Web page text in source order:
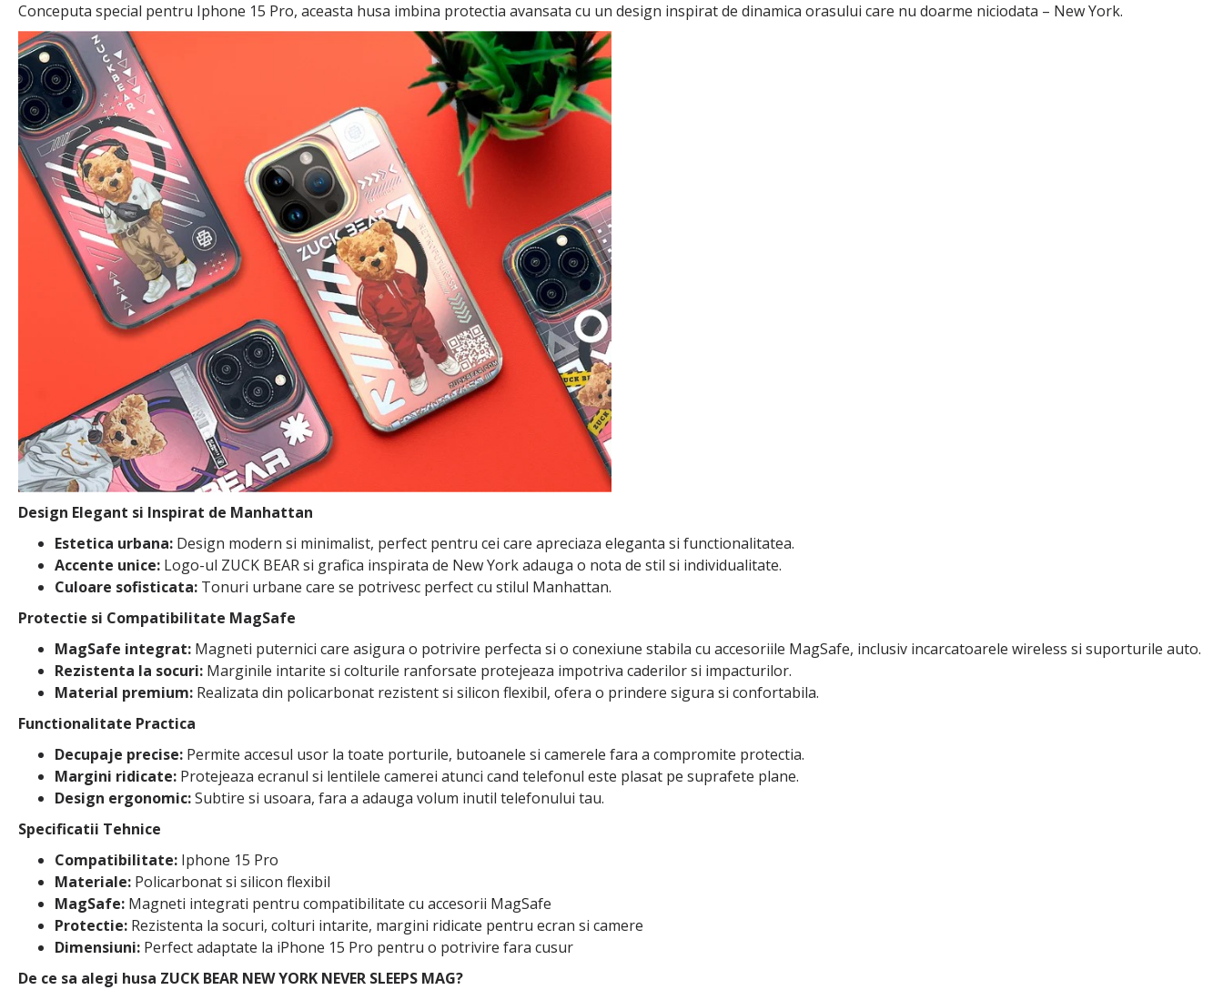
Conceputa special pentru Iphone 15 Pro, aceasta husa imbina protectia avansata cu un design inspirat de dinamica orasului care nu doarme niciodata – New York.
Design Elegant si Inspirat de Manhattan
Estetica urbana: Design modern si minimalist, perfect pentru cei care apreciaza eleganta si functionalitatea.
Accente unice: Logo-ul ZUCK BEAR si grafica inspirata de New York adauga o nota de stil si individualitate.
Culoare sofisticata: Tonuri urbane care se potrivesc perfect cu stilul Manhattan.
Protectie si Compatibilitate MagSafe
MagSafe integrat: Magneti puternici care asigura o potrivire perfecta si o conexiune stabila cu accesoriile MagSafe, inclusiv incarcatoarele wireless si suporturile auto.
Rezistenta la socuri: Marginile intarite si colturile ranforsate protejeaza impotriva caderilor si impacturilor.
Material premium: Realizata din policarbonat rezistent si silicon flexibil, ofera o prindere sigura si confortabila.
Functionalitate Practica
Decupaje precise: Permite accesul usor la toate porturile, butoanele si camerele fara a compromite protectia.
Margini ridicate: Protejeaza ecranul si lentilele camerei atunci cand telefonul este plasat pe suprafete plane.
Design ergonomic:Subtire si usoara, fara a adauga volum inutil telefonului tau.
Specificatii Tehnice
Compatibilitate: Iphone 15 Pro
Materiale: Policarbonat si silicon flexibil
MagSafe: Magneti integrati pentru compatibilitate cu accesorii MagSafe
Protectie: Rezistenta la socuri, colturi intarite, margini ridicate pentru ecran si camere
Dimensiuni: Perfect adaptate la iPhone 15 Pro pentru o potrivire fara cusur
De ce sa alegi husa ZUCK BEAR NEW YORK NEVER SLEEPS MAG?